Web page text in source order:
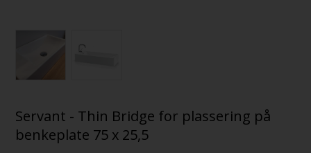
Servant - Thin Bridge for plassering på
benkeplate 75 x 25,5